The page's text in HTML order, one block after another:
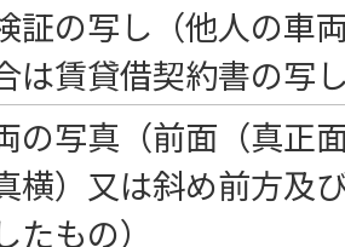
証の写し（他人の車
は賃貸借契約書の写
の写真（前面（真正
真横）又は斜め前方及
たもの）